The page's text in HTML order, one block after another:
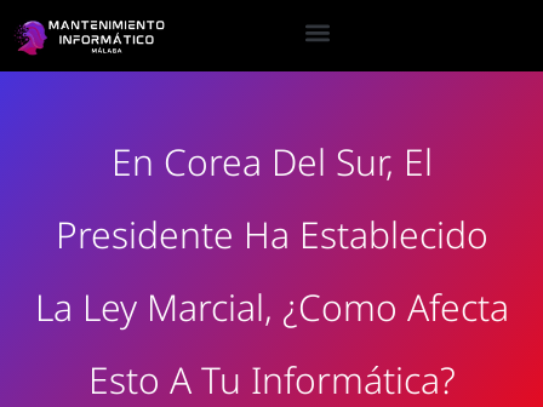
En Corea Del Sur, El
Presidente Ha Establecido
La Ley Marcial, ¿como Afecta
Esto A Tu Informática?